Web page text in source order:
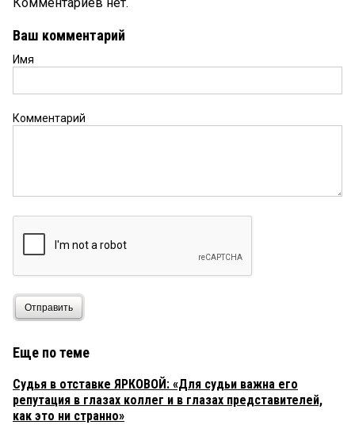
Ваш комментарий
Имя
Комментарий
Отправить
Еще по теме
Судья в отставке ЯРКОВОЙ: «Для судьи важна его
репутация в глазах коллег и в глазах представителей,
как это ни странно»